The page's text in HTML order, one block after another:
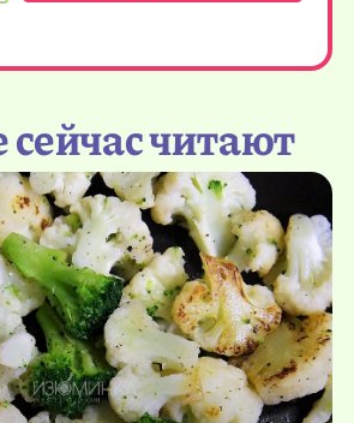
читают